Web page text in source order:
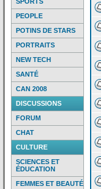
PEOPLE
POTINS DE STARS
PORTRAITS
NEW TECH
SANTÉ
CAN 2008
DISCUSSIONS
FORUM
CHAT
CULTURE
SCIENCES ET
ÉDUCATION
FEMMES ET BEAUTÉ